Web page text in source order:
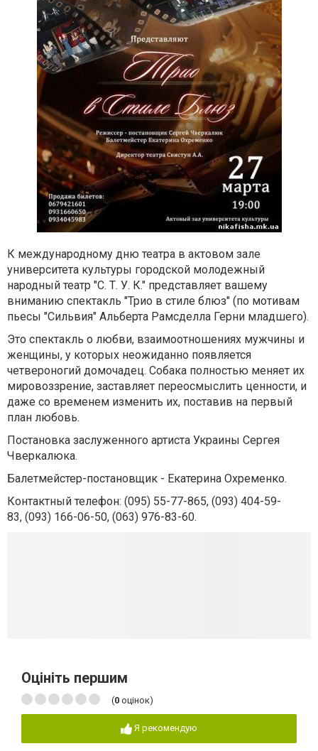
К международному дню театра в актовом зале
университета культуры городской молодежный
народный театр "С. Т. У. К." представляет вашему
вниманию спектакль "Трио в стиле блюз" (по мотивам
пьесы "Сильвия" Альберта Рамсделла Герни младшего).
Это спектакль о любви, взаимоотношениях мужчины и
женщины, у которых неожиданно появляется
четвероногий домочадец. Собака полностью меняет их
мировоззрение, заставляет переосмыслить ценности, и
даже со временем изменить их, поставив на первый
план любовь.
Постановка заслуженного артиста Украины Сергея
Чверкалюка.
Балетмейстер-постановщик - Екатерина Охременко.
Контактный телефон: (095) 55-77-865, (093) 404-59-
83, (093) 166-06-50, (063) 976-83-60.
Оцініть першим
(0 оцінок)
Я рекомендую